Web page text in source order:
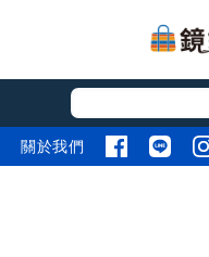
關於我們